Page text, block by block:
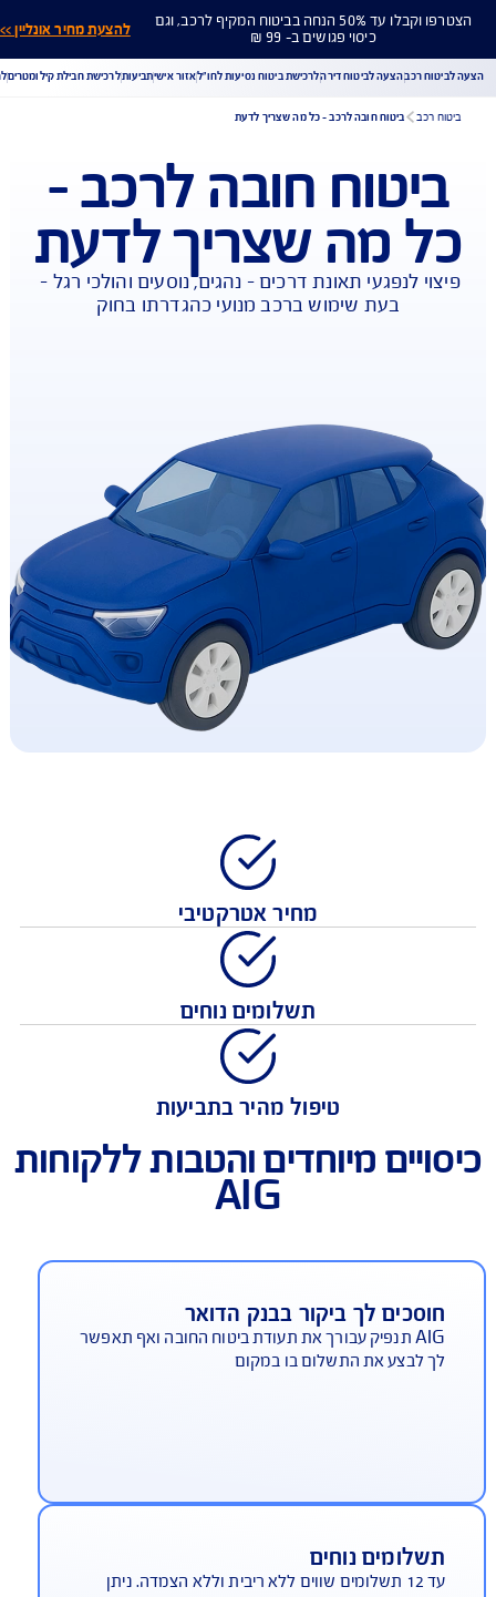
הצטרפו וקבלו עד 50% הנחה בביטוח המקיף לרכב, וגם
כיסוי פגושים ב- 99 ₪ להצעת מחיר אונליין >>
הורדת מסמכי ביטוח רכב
הצעת מחיר לביטוח רכב
מחיר לביטוח דירה
ביטוח נסיעות לחו"ל
ביטוח בריאות
תביעת רכב
רכישת חבילת קילומטרים רכישת ביטוח יומי
רכב הצעה לביטוח דירה לרכישת ביטוח נסיעות לחו"ל אזור אישי תביעות לרכישת חבילת קילומטרים
חובה לרכב –
מה שצריך לדעת
לנפגעי תאונת דרכים – נהגים, נוסעים והולכי רגל –
מחיר אטרקטיבי
תשלומים נוחים
טיפול מהיר בתביעות
מיוחדים והטבות ללקוחות
AIG
לך ביקור בבנק הדואר
לבצע את התשלום בו במקום